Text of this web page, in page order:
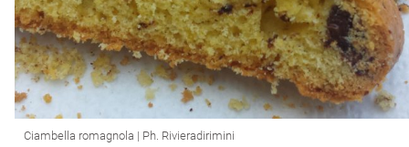
Ciambella romagnola | Ph. Rivieradirimini